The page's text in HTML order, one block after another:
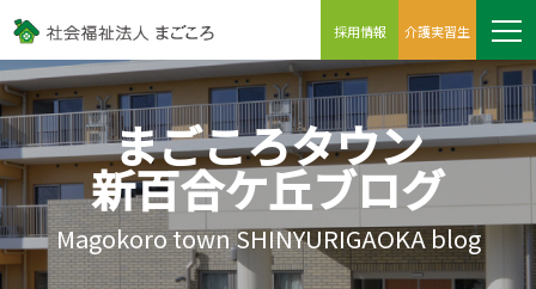
採用情報 介護実習生
まごころタウン
新百合ケ丘ブログ
Magokoro town SHINYURIGAOKA blog